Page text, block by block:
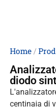
Home/
diodo
centinaia di